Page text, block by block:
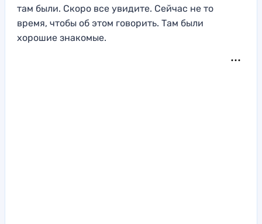
там были. Скоро все увидите. Сейчас не то
время, чтобы об этом говорить. Там были
хорошие знакомые.